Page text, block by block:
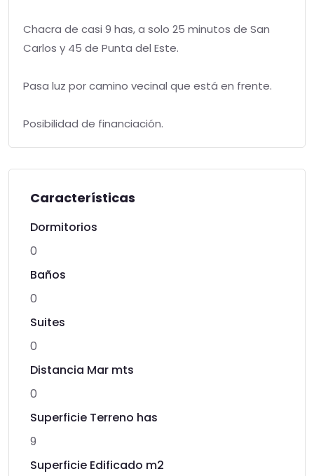
Chacra de casi 9 has, a solo 25 minutos de San
Carlos y 45 de Punta del Este.
Pasa luz por camino vecinal que está en frente.
Posibilidad de financiación.
Características
Dormitorios
0
Baños
0
Suites
0
Distancia Mar mts
0
Superficie Terreno has
9
Superficie Edificado m2